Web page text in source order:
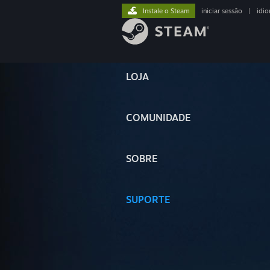
LOJA
COMUNIDADE
SOBRE
SUPORTE
Instale o Steam iniciar sessão